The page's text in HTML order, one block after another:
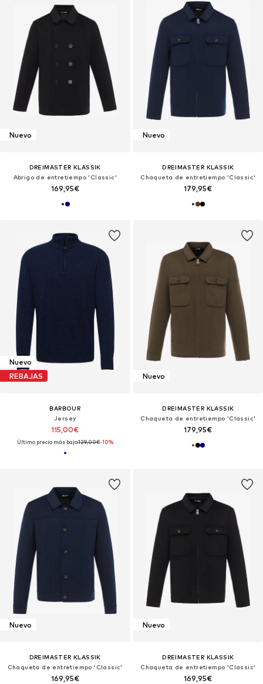
Nuevo
DREIMASTER KLASSIK
Abrigo de entretiempo 'Classic'
169,95€
Nuevo
DREIMASTER KLASSIK
Chaqueta de entretiempo 'Classic'
179,95€
Nuevo
REBAJAS
BARBOUR
Jersey
115,00€
Último precio más bajo:129,00€-10%
Nuevo
DREIMASTER KLASSIK
Chaqueta de entretiempo 'Classic'
179,95€
Nuevo
DREIMASTER KLASSIK
Chaqueta de entretiempo 'Classic'
169,95€
Nuevo
DREIMASTER KLASSIK
Chaqueta de entretiempo 'Classic'
169,95€